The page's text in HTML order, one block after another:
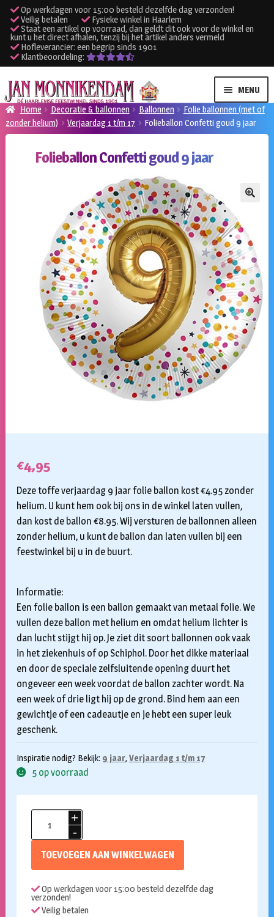
Op werkdagen voor 15:00 besteld dezelfde dag verzonden!
Veilig betalen
Fysieke winkel in Haarlem
Staat een artikel op voorraad, dan geldt dit ook voor de winkel en
kunt u het direct afhalen, tenzij bij het artikel anders vermeld
Hofleverancier: een begrip sinds 1901
Klantbeoordeling:
Ga
door
naar
navigatie
Ga
naar
de
inhoud
MENU
Verhuur kleding
Verhuur apparatuur
Klantenservice
Inloggen
Home Decoratie & ballonnen Ballonnen
Folie ballonnen (met of
zonder helium)
Verjaardag 1 t/m 17 Folieballon Confetti goud 9 jaar
Folieballon Confetti goud 9 jaar
€4,95
Deze toffe verjaardag 9 jaar folie ballon kost €4.95 zonder
helium. U kunt hem ook bij ons in de winkel laten vullen,
dan kost de ballon €8.95. Wij versturen de ballonnen alleen
zonder helium, u kunt de ballon dan laten vullen bij een
feestwinkel bij u in de buurt.
Informatie:
Een folie ballon is een ballon gemaakt van metaal folie. We
vullen deze ballon met helium en omdat helium lichter is
dan lucht stijgt hij op. Je ziet dit soort ballonnen ook vaak
in het ziekenhuis of op Schiphol. Door het dikke materiaal
en door de speciale zelfsluitende opening duurt het
ongeveer een week voordat de ballon zachter wordt. Na
een week of drie ligt hij op de grond. Bind hem aan een
gewichtje of een cadeautje en je hebt een super leuk
geschenk.
Inspiratie nodig? Bekijk: 9 jaar, Verjaardag 1 t/m 17
5 op voorraad
Folieballon
Confetti
aantal
TOEVOEGEN AAN WINKELWAGEN
Op werkdagen voor 15:00 besteld dezelfde dag
verzonden!
Veilig betalen